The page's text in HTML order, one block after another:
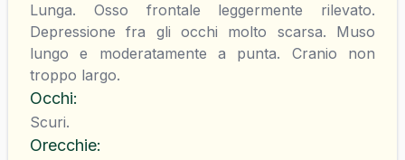
Lunga. Osso frontale leggermente rilevato.
Depressione fra gli occhi molto scarsa. Muso
lungo e moderatamente a punta. Cranio non
troppo largo.
Occhi:
Scuri.
Orecchie: